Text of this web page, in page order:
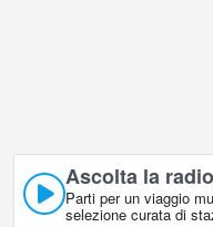
Ascolta la
Parti per un viaggio
selezione curata di